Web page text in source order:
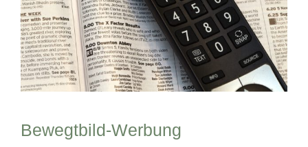
Bewegtbild-Werbung